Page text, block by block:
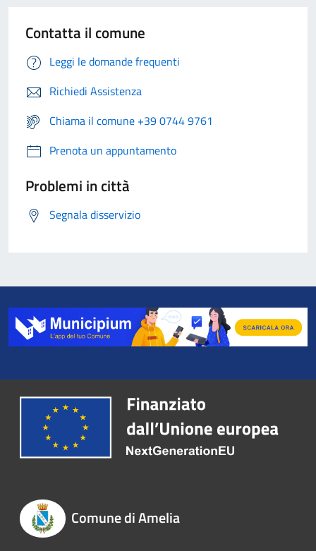
Contatta il comune
Leggi le domande frequenti
Richiedi Assistenza
Chiama il comune +39 0744 9761
Prenota un appuntamento
Problemi in città
Segnala disservizio
Comune di Amelia